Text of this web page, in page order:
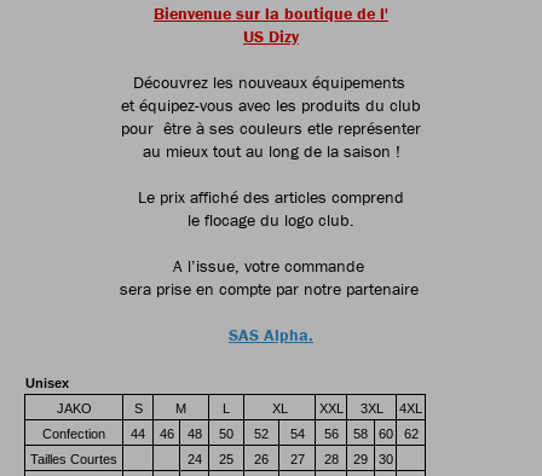
Bienvenue sur la boutique de l'
US Dizy
Découvrez les nouveaux équipements
et équipez-vous avec les produits du club
pour être à ses couleurs etle représenter
au mieux tout au long de la saison !
Le prix affiché des articles comprend
le flocage du logo club.
A l’issue, votre commande
sera prise en compte par notre partenaire
SAS Alpha.
Unisex
JAKO
S M L XL XXL 3XL
4XL
Confection
44 46 48 50 52 54 56 58 60
62
Tailles Courtes
24 25 26 27 28 29
30